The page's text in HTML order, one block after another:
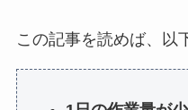
この記事を読めば、以